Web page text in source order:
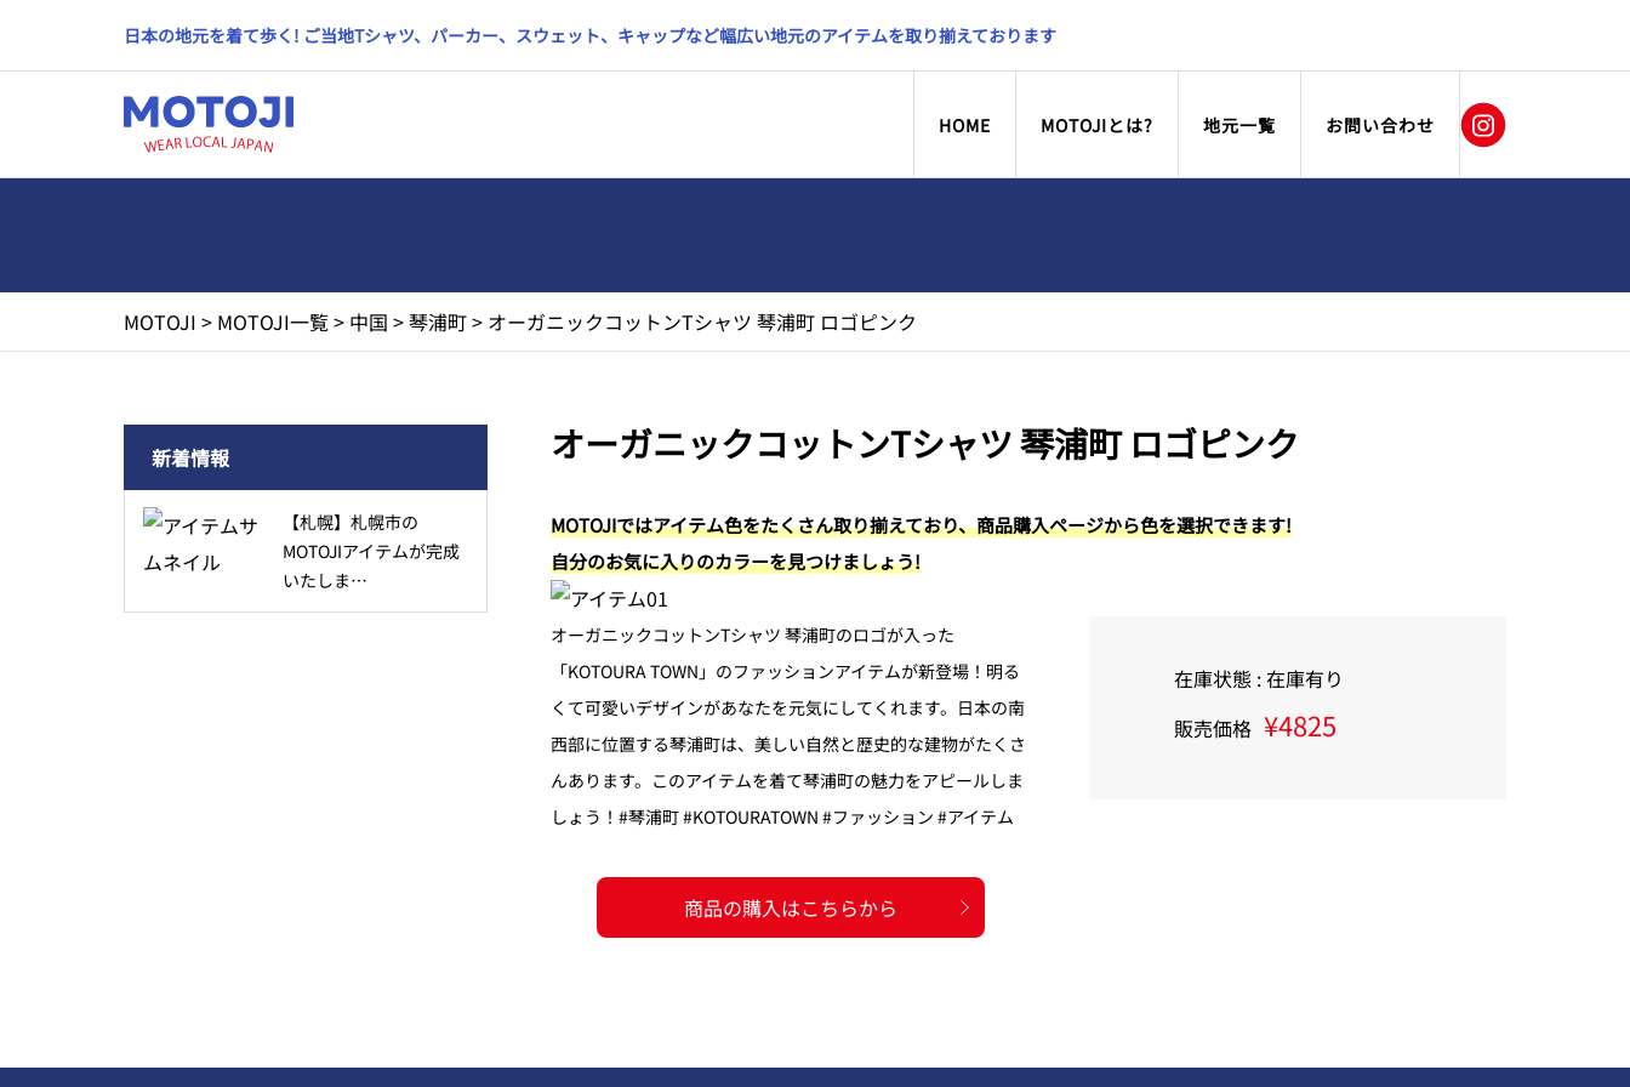
日本の地元を着て歩く! ご当地Tシャツ、パーカー、スウェット、キャップなど幅広い地元のアイテムを取り揃えております
HOME MOTOJIとは? 地元一覧 お問い合わせ
MOTOJI > MOTOJI一覧> 中国 >琴浦町> オーガニックコットンTシャツ 琴浦町 ロゴピンク
新着情報
【札幌】札幌市の
MOTOJIアイテムが完成
いたしま…
オーガニックコットンTシャツ 琴浦町 ロゴピンク
MOTOJIではアイテム色をたくさん取り揃えており、商品購入ページから色を選択できます!
自分のお気に入りのカラーを見つけましょう!
オーガニックコットンTシャツ 琴浦町のロゴが入った
「KOTOURA TOWN」のファッションアイテムが新登場！明る
くて可愛いデザインがあなたを元気にしてくれます。日本の南
西部に位置する琴浦町は、美しい自然と歴史的な建物がたくさ
んあります。このアイテムを着て琴浦町の魅力をアピールしま
しょう！#琴浦町 #KOTOURATOWN #ファッション #アイテム
商品の購入はこちらから
在庫状態 : 在庫有り
販売価格 ¥4825